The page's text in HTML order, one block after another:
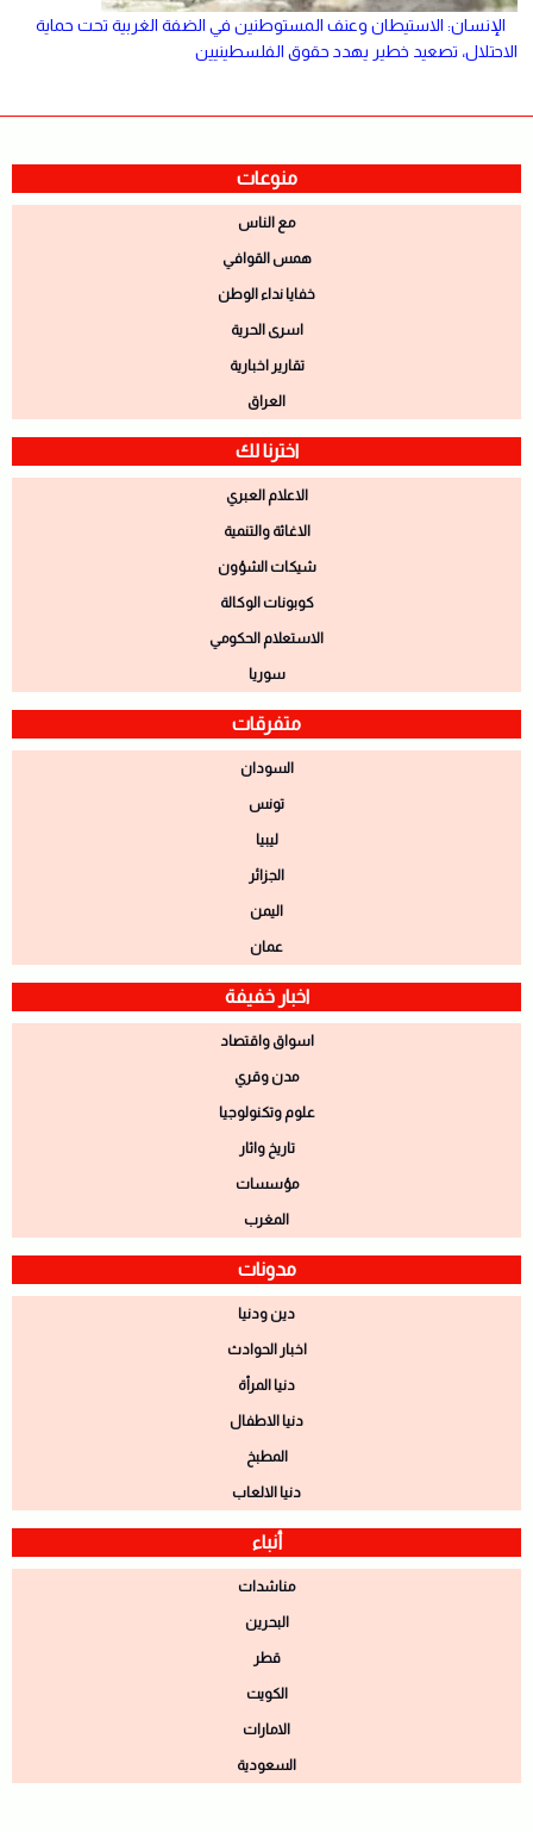
الإنسان: الاستيطان وعنف المستوطنين في الضفة الغربية تحت حماية
الاحتلال، تصعيد خطير يهدد حقوق الفلسطينيين
منوعات
مع الناس
همس القوافي
خفايا نداء الوطن
اسرى الحرية
تقارير اخبارية
العراق
اخترنا لك
الاعلام العبري
الاغاثة والتنمية
شيكات الشؤون
كوبونات الوكالة
الاستعلام الحكومي
سوريا
متفرقات
السودان
تونس
ليبيا
الجزائر
اليمن
عمان
اخبار خفيفة
اسواق واقتصاد
مدن وقري
علوم وتكنولوجيا
تاريخ واثار
مؤسسات
المغرب
مدونات
دين ودنيا
اخبار الحوادث
دنيا المرأة
دنيا الاطفال
المطبخ
دنيا الالعاب
أنباء
مناشدات
البحرين
قطر
الكويت
الامارات
السعودية